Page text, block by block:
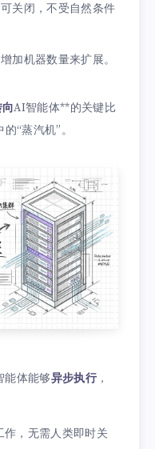
关闭，不受自然条件
加机器数量来扩展。
向AI智能体**的关键比
“蒸汽机”。
能体能够异步执行 ，
作，无需人类即时关